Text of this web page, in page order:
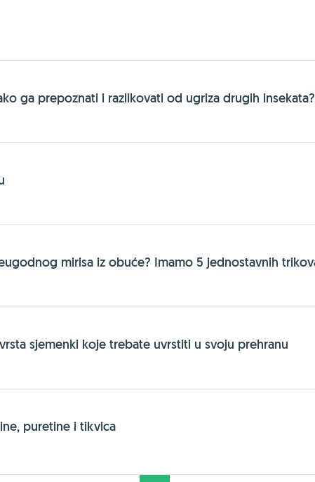
ga prepoznati i razlikovati od ugriza drugih insekata?
mirisa iz obuće? Imamo 5 jednostavnih
sjemenki koje trebate uvrstiti u svoju prehranu
puretine i tikvica